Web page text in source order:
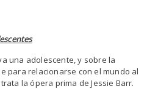
una adolescente, y sobre la
para relacionarse con el mundo al
la ópera prima de Jessie Barr.